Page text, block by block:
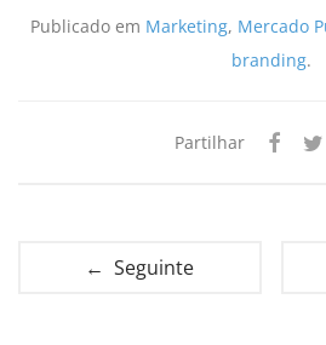
Publicado em Marketing, Mercado
branding.
Partilhar
← Seguinte